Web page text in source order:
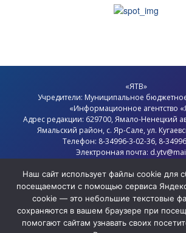
«ЯТВ»
Учредители: Муниципальное
«Информационное агентство
Адрес редакции: 629700, Ямало-Ненецкий
Ямальский район, с. Яр-Сале, ул.
Телефон: 8-34996-3-02-36, 8-
Электронная почта:
Политика
Наш сайт использует файлы cookie для
посещаемости с помощью сервиса
cookie — это небольшие текстовые
сохраняются в вашем браузере при
помогают сайтам узнавать своих